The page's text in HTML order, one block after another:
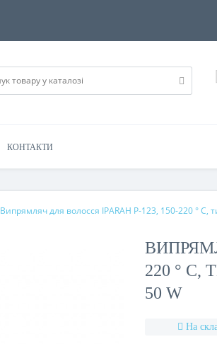
КОНТАКТИ
Випрямляч для волосся IPARAH P-123, 150-220 ° C,
220 ° C,
50 W
На